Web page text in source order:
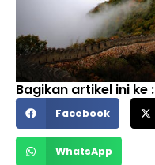
Bagikan artikel ini ke :
Facebook
WhatsApp